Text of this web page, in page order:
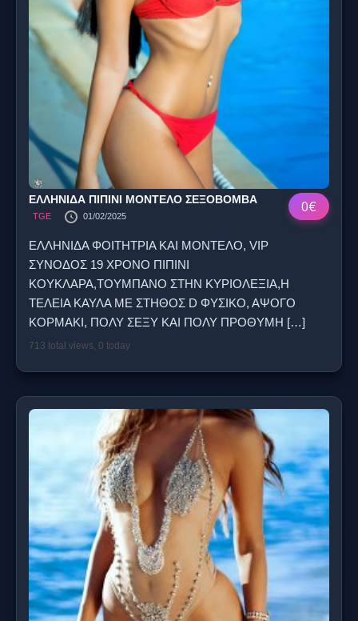
0€
ΕΛΛΗΝΙΔΑ ΠΙΠΙΝΙ ΜΟΝΤΕΛΟ ΣΕΞΟΒΟΜΒΑ
TGE 01/02/2025
ΕΛΛΗΝΙΔΑ ΦΟΙΤΗΤΡΙΑ ΚΑΙ ΜΟΝΤΕΛΟ, VIP
ΣΥΝΟΔΟΣ 19 ΧΡΟΝΟ ΠΙΠΙΝΙ
ΚΟΥΚΛΑΡΑ,ΤΟΥΜΠΑΝΟ ΣΤΗΝ ΚΥΡΙΟΛΕΞΙΑ,Η
ΤΕΛΕΙΑ ΚΑΥΛΑ ΜΕ ΣΤΗΘΟΣ D ΦΥΣΙΚΟ, ΑΨΟΓΟ
ΚΟΡΜΑΚΙ, ΠΟΛΥ ΣΕΞΥ ΚΑΙ ΠΟΛΥ ΠΡΟΘΥΜΗ […]
713 total views, 0 today